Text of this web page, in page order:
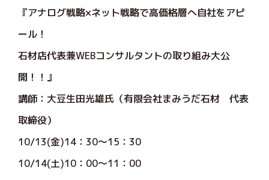
『アナログ戦略×ネット戦略で高価格層へ自社をアピ
ール！
石材店代表兼WEBコンサルタントの取り組み大公
開！！』
講師：大豆生田光雄氏（有限会社まみうだ石材 代表
取締役）
10/13(金)14：30～15：30
10/14(土)10：00～11：00